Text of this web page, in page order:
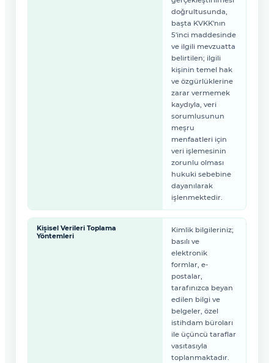
doğrultusunda,
başta KVKK'nın
5'inci maddesinde
ve ilgili mevzuatta
belirtilen; ilgili
kişinin temel hak
ve özgürlüklerine
zarar vermemek
kaydıyla, veri
sorumlusunun
meşru
menfaatleri için
veri işlemesinin
zorunlu olması
hukuki sebebine
dayanılarak
işlenmektedir.
Kişisel Verileri Toplama
Yöntemleri
Kimlik bilgileriniz;
basılı ve
elektronik
formlar, e-
postalar,
tarafınızca beyan
edilen bilgi ve
belgeler, özel
istihdam büroları
ile üçüncü taraflar
vasıtasıyla
toplanmaktadır.